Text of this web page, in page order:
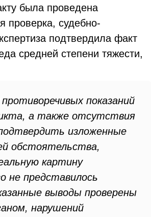
была проведена
проверка, судебно-
подтвердила факт
средней степени тяжести,
показаний
а также отсутствия
изложенные
обстоятельства,
картину
не представилось
выводы проверены
нарушений